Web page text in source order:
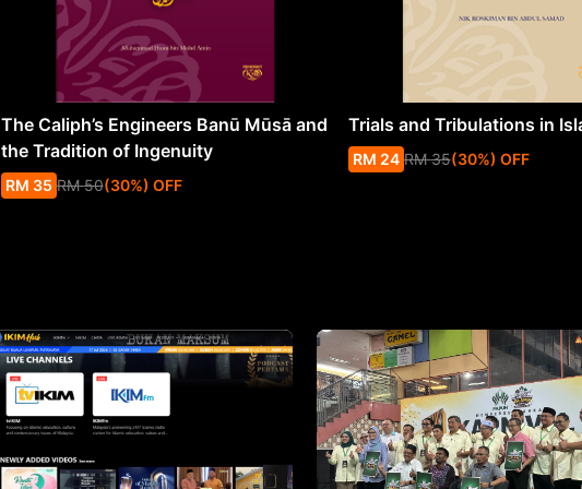
The Caliph’s Engineers Banū Mūsā and
the Tradition of Ingenuity
RM 35 RM 50(30%) OFF
Trials and Tribulations in
RM 24 RM 35(30%) OFF